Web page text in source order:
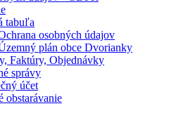
tabuľa
osobných údajov
plán obce Dvorianky
Faktúry, Objednávky
správy
účet
obstarávanie